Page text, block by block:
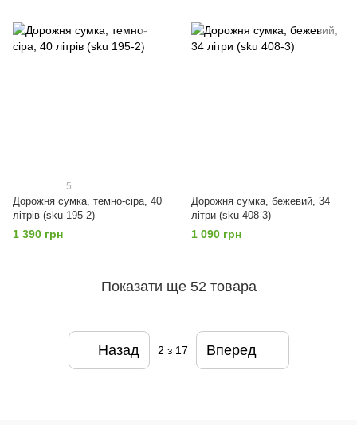
5
Дорожня сумка, темно-сіра, 40
літрів (sku 195-2)
1 390 грн
Дорожня сумка, бежевий, 34
літри (sku 408-3)
1 090 грн
Показати ще 52 товара
Назад 2 з 17 Вперед